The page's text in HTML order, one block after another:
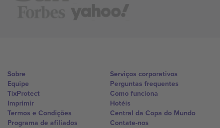
Sobre
Equipe
TixProtect
Imprimir
Termos e Condições
Programa de afiliados
Serviços corporativos
Perguntas frequentes
Como funciona
Hotéis
Central da Copa do Mundo
Contate-nos